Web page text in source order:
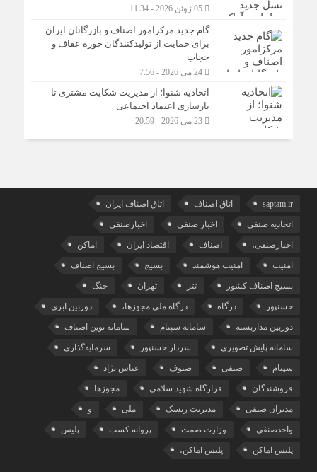
05 ژوئن 2026 - 11:34
گام جدید مرکزامور اصناف و بازرگانان ایران
برای حمایت از تولیدکنندگان حوزه عفاف و
حجاب
24 می 2026 - 7:56
اتحادیه شنوا؛ از مدیریت شکایت مشتری تا
بازسازی اعتماد اجتماعی ‌
23 می 2026 - 20:59
saptam.ir اتاق اصناف اتاق اصناف ایران
اتحادیه صنفی اخبار صنفی اخبارصنفی
اخبارصنفی، اصناف اقتصاد ایران اماکن
امنیت امنیت هوشمند بسیج بسیج اصناف
بسیج اصناف کشور تتر تهران جنگ
حسنپور درگاه درگاه ملی مجوزها، دوربین ابری
دوربین مداربسته سامانه سپتام سامانه نوین اصناف
سامانه پایش تصویری سردار حسنپور سرمایه‌گذاری
سپتام صنفی صنوف عباس نژاد
فروشندگان قرارگاه شهید سلامی مجوزها
مدیران صنفی مدیریت ریسک ملی و
واحدصنفی وزارت صمت پروانه کسب پلیس
پلیس اماکن پلیس اماکن،